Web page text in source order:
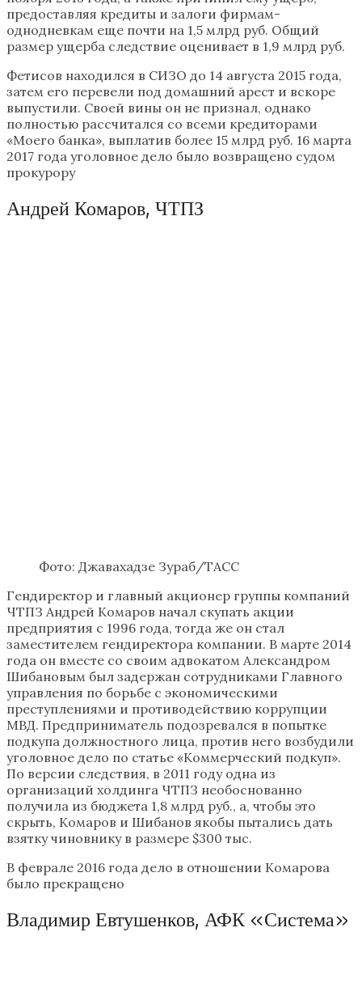
предоставляя кредиты и залоги фирмам-
однодневкам еще почти на 1,5 млрд руб. Общий
размер ущерба следствие оценивает в 1,9 млрд руб.
Фетисов находился в СИЗО до 14 августа 2015 года,
затем его перевели под домашний арест и вскоре
выпустили. Своей вины он не признал, однако
полностью рассчитался со всеми кредиторами
«Моего банка», выплатив более 15 млрд руб. 16 марта
2017 года уголовное дело было возвращено судом
прокурору
Андрей Комаров, ЧТПЗ
Фото: Джавахадзе Зураб/ТАСС
Гендиректор и главный акционер группы компаний
ЧТПЗ Андрей Комаров начал скупать акции
предприятия с 1996 года, тогда же он стал
заместителем гендиректора компании. В марте 2014
года он вместе со своим адвокатом Александром
Шибановым был задержан сотрудниками Главного
управления по борьбе с экономическими
преступлениями и противодействию коррупции
МВД. Предприниматель подозревался в попытке
подкупа должностного лица, против него возбудили
уголовное дело по статье «Коммерческий подкуп».
По версии следствия, в 2011 году одна из
организаций холдинга ЧТПЗ необоснованно
получила из бюджета 1,8 млрд руб., а, чтобы это
скрыть, Комаров и Шибанов якобы пытались дать
взятку чиновнику в размере $300 тыс.
В феврале 2016 года дело в отношении Комарова
было прекращено
Владимир Евтушенков, АФК «Система»